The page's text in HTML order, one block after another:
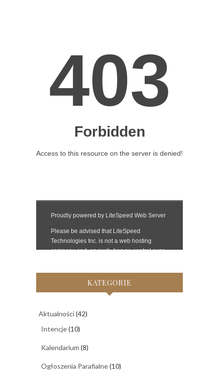
KATEGORIE
Aktualności(42)
Intencje(10)
Kalendarium (8)
Ogłoszenia Parafialne(10)